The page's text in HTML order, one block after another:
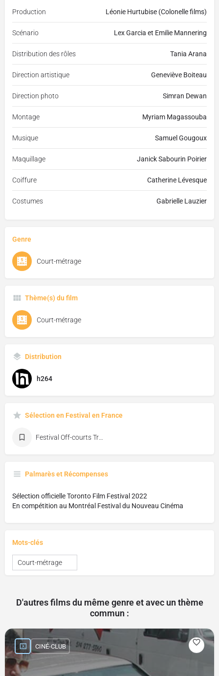
Production Léonie Hurtubise (Colonelle films)
Scénario Lex Garcia et Emilie Mannering
Distribution des rôles Tania Arana
Direction artistique Geneviève Boiteau
Direction photo Simran Dewan
Montage Myriam Magassouba
Musique Samuel Gougoux
Maquillage Janick Sabourin Poirier
Coiffure Catherine Lévesque
Costumes Gabrielle Lauzier
Genre
Court-métrage
Thème(s) du film
Court-métrage
Distribution
h264
Sélection en Festival en France
Festival Off-courts Trouville
Palmarès et Récompenses
Sélection officielle Toronto Film Festival 2022
En compétition au Montréal Festival du Nouveau Cinéma
Mots-clés
Court-métrage
D'autres films du même genre et avec un thème
commun :
CINÉ-CLUB